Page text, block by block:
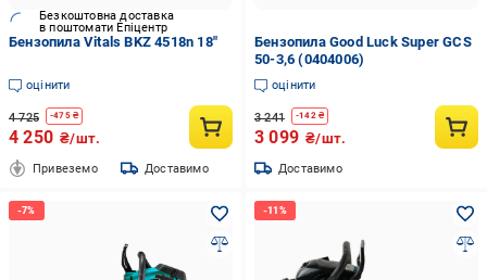
Безкоштовна доставка
в поштомати Епіцентр
Бензопила Vitals BKZ 4518n 18"
оцінити
4 725 -475₴
4 250 ₴/шт.
Привеземо Доставимо
Бензопила Good Luck Super GCS
50-3,6 (0404006)
оцінити
3 241 -142₴
3 099 ₴/шт.
Доставимо